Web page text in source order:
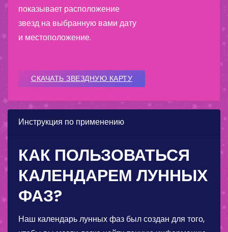
показывает расположение
звезд на выбранную вами дату
и местоположение.
СКАЧАТЬ ЗВЕЗДНУЮ КАРТУ
Инструкция по применению
КАК ПОЛЬЗОВАТЬСЯ
КАЛЕНДАРЕМ ЛУННЫХ
ФАЗ?
Наш календарь лунных фаз был создан для того,